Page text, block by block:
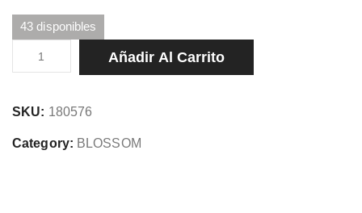
43 disponibles
ROLLO
PAPEL
BLOSSOM
GL76405
Añadir Al Carrito
SKU: 180576
Category: BLOSSOM